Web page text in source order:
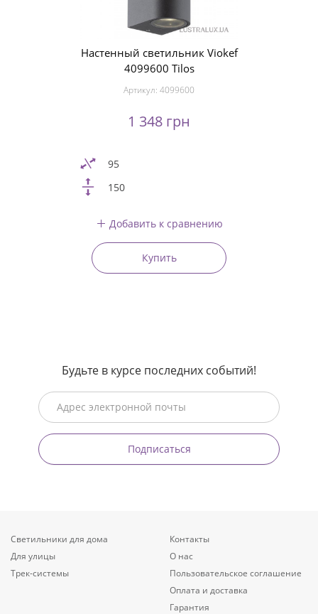
Настенный светильник Viokef
4099600 Tilos
Артикул: 4099600
1 348 грн
95
150
Добавить к сравнению
Купить
Будьте в курсе последних событий!
Подписаться
Светильники для дома
Для улицы
Трек-системы
Контакты
О нас
Пользовательское соглашение
Оплата и доставка
Гарантия